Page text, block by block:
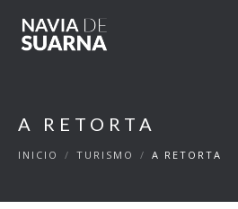
A RETORTA
INICIO / TURISMO / A RETORTA